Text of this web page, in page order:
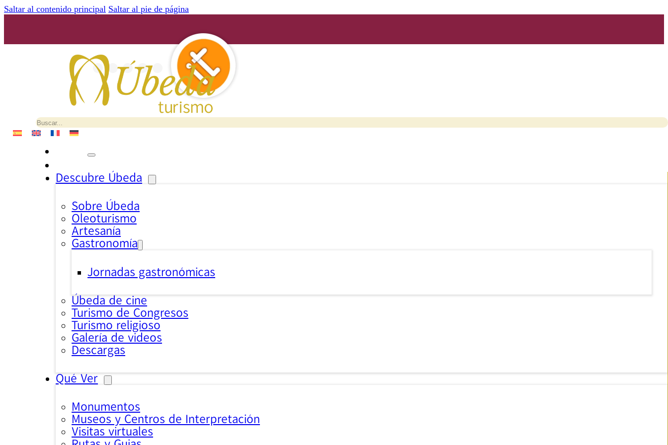
Saltar al contenido principal Saltar al pie de página
Buscar
Descubre Úbeda
Sobre Úbeda
Oleoturismo
Artesanía
Gastronomía
Jornadas gastronómicas
Úbeda de cine
Turismo de Congresos
Turismo religioso
Galería de videos
Descargas
Qué Ver
Monumentos
Museos y Centros de Interpretación
Visitas virtuales